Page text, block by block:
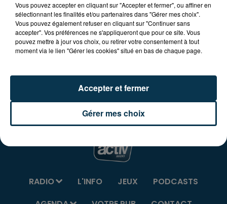
pérennité du travail de traiteur et
d'accompagnement vers l'emploi de l'association.
Manifestation organisée avec le Domaine de la Source
et le groupe les Cagettes !
RADIO L'INFO JEUX
PODCASTS
Vous pouvez accepter en cliquant sur "Accepter et fermer", ou affiner en
sélectionnant les finalités et/ou partenaires dans "Gérer mes choix".
Vous pouvez également refuser en cliquant sur "Continuer sans
accepter". Vos préférences ne s'appliqueront que pour ce site. Vous
pouvez mettre à jour vos choix, ou retirer votre consentement à tout
moment via le lien "Gérer les cookies" situé en bas de chaque page.
Gérer mes choix
Accepter et fermer